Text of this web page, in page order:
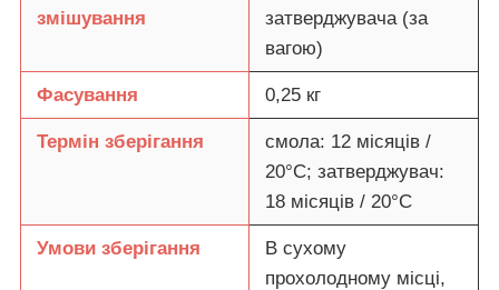
змішування
затверджувача (за
вагою)
Фасування 0,25 кг
Термін зберігання
смола: 12 місяців /
20°C; затверджувач:
18 місяців / 20°C
Умови зберігання
В сухому
прохолодному місці,